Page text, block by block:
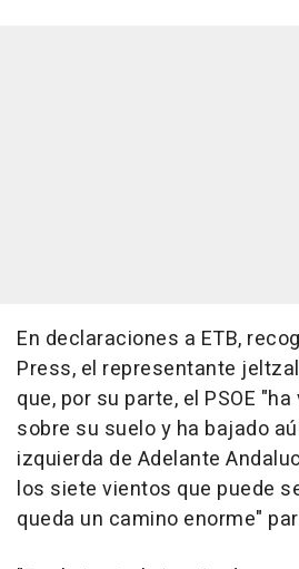
En declaraciones a ETB,
Press, el representante
que, por su parte, el PSOE
sobre su suelo y ha bajado
izquierda de Adelante
los siete vientos que puede
queda un camino enorme"